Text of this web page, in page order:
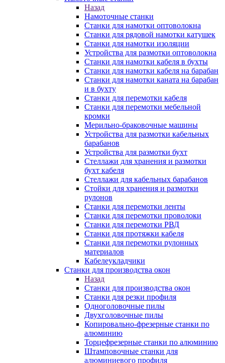
Назад
Намоточные станки
Станки для намотки оптоволокна
Станки для рядовой намотки катушек
Станки для намотки изоляции
Устройства для размотки оптоволокна
Станки для намотки кабеля в бухты
Станки для намотки кабеля на барабан
Станки для намотки каната на барабан
и в бухту
Станки для перемотки кабеля
Станки для перемотки мебельной
кромки
Мерильно-браковочные машины
Устройства для размотки кабельных
барабанов
Устройства для размотки бухт
Стеллажи для хранения и размотки
бухт кабеля
Стеллажи для кабельных барабанов
Стойки для хранения и размотки
рулонов
Станки для перемотки ленты
Станки для перемотки проволоки
Станки для перемотки РВД
Станки для протяжки кабеля
Станки для перемотки рулонных
материалов
Кабелеукладчики
Станки для производства окон
Назад
Станки для производства окон
Станки для резки профиля
Одноголовочные пилы
Двухголовочные пилы
Копировально-фрезерные станки по
алюминию
Торцефрезерные станки по алюминию
Штамповочные станки для
алюминиевого профиля